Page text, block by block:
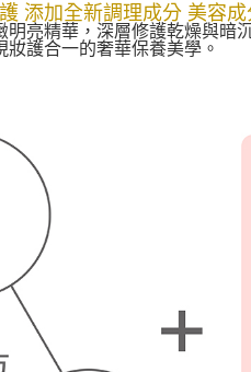
添加全新調理成分 美容成
亮精華，深層修護乾燥與暗
護合一的奢華保養美學。